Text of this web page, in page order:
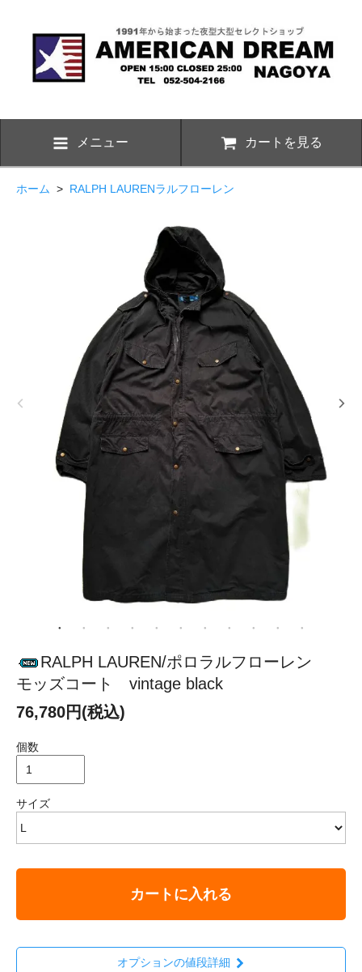
メニュー カートを見る
ホーム > RALPH LAURENラルフローレン
RALPH LAUREN/ポロラルフローレン
モッズコート vintage black
76,780円(税込)
個数
サイズ
カートに入れる
オプションの値段詳細